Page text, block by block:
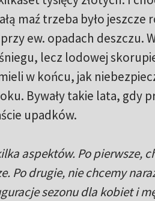
maź trzeba było jeszcze
ew. opadach deszczu.
lecz lodowej
w końcu, jak
Bywały takie lata, gdy
upadków.
aspektów. Po pierwsze,
Po drugie, nie chcemy
sezonu dla kobiet i